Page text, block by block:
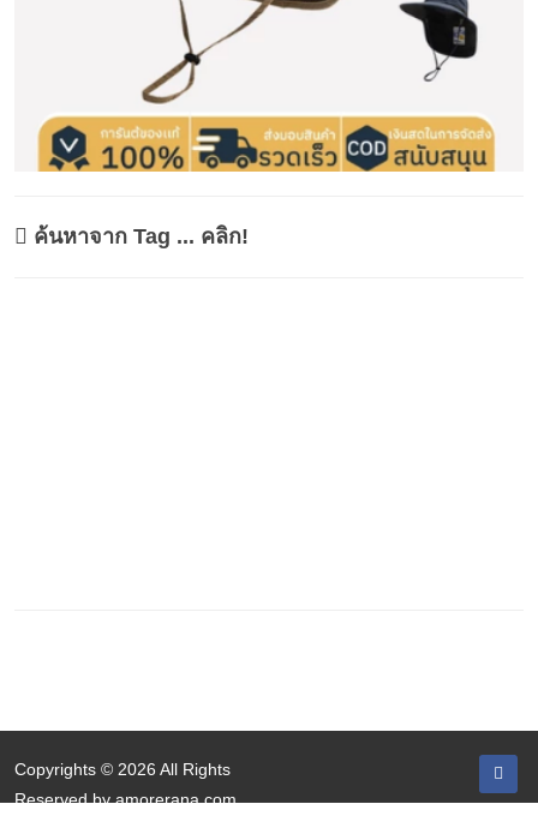
ค้นหาจาก Tag ... คลิก!
Copyrights © 2026 All Rights
Reserved by amorerana.com.